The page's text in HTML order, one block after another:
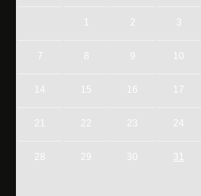
1 2 3
7 8 9 10
14 15 16 17
21 22 23 24
28 29 30 31